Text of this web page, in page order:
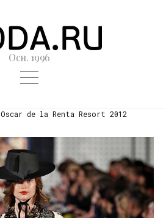
Осн. 1996
Oscar de la Renta Resort 2012